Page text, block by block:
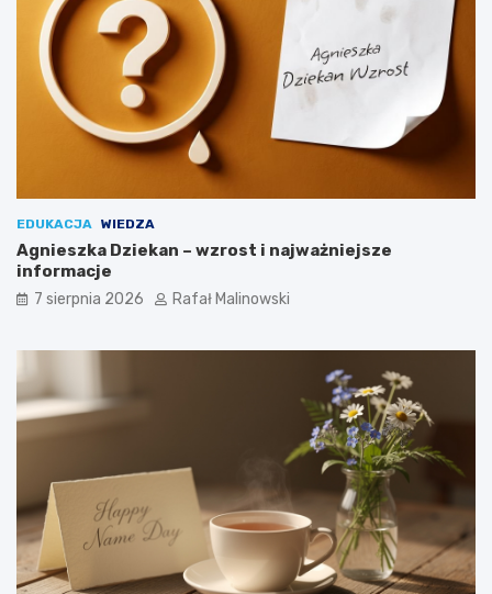
EDUKACJA WIEDZA
Agnieszka Dziekan – wzrost i najważniejsze
informacje
7 sierpnia 2026 Rafał Malinowski